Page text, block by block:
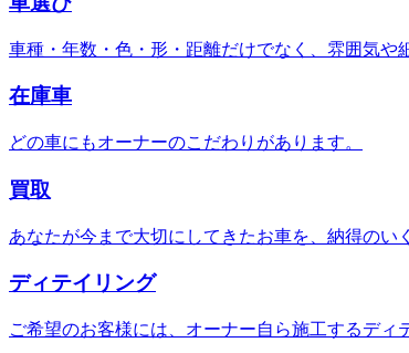
車種・年数・色・形・距離だけでなく、雰囲気
在庫車
どの車にもオーナーのこだわりがあります。
買取
あなたが今まで大切にしてきたお車を、納得のい
ディテイリング
ご希望のお客様には、オーナー自ら施工するディ